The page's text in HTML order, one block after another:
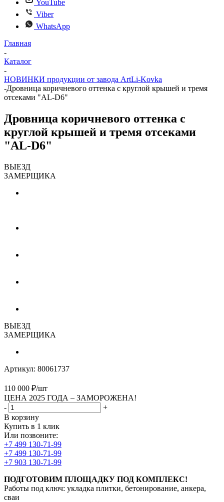
YouTube
Viber
WhatsApp
Главная
-
Каталог
-
НОВИНКИ продукции от завода ArtLi-Kovka
-Дровница коричневого оттенка с круглой крышей и тремя
отсеками "AL-D6"
Дровница коричневого оттенка с
круглой крышей и тремя отсеками
"AL-D6"
ВЫЕЗД
ЗАМЕРЩИКА
ВЫЕЗД
ЗАМЕРЩИКА
Артикул: 80061737
110 000 ₽/шт
ЦЕНА 2025 ГОДА – ЗАМОРОЖЕНА!
-
+
В корзину
Купить в 1 клик
Или позвоните:
+7 499 130-71-99
+7 499 130-71-99
+7 903 130-71-99
ПОДГОТОВИМ ПЛОЩАДКУ ПОД КОМПЛЕКС!
Работы под ключ: укладка плитки, бетонирование, анкера,
сваи